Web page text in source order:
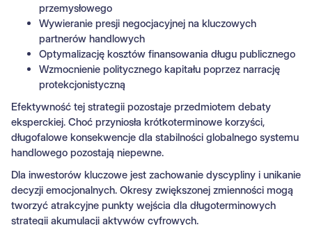
przemysłowego
Wywieranie presji negocjacyjnej na kluczowych
partnerów handlowych
Optymalizację kosztów finansowania długu publicznego
Wzmocnienie politycznego kapitału poprzez narrację
protekcjonistyczną
Efektywność tej strategii pozostaje przedmiotem debaty
eksperckiej. Choć przyniosła krótkoterminowe korzyści,
długofalowe konsekwencje dla stabilności globalnego systemu
handlowego pozostają niepewne.
Dla inwestorów kluczowe jest zachowanie dyscypliny i unikanie
decyzji emocjonalnych. Okresy zwiększonej zmienności mogą
tworzyć atrakcyjne punkty wejścia dla długoterminowych
strategii akumulacji aktywów cyfrowych.